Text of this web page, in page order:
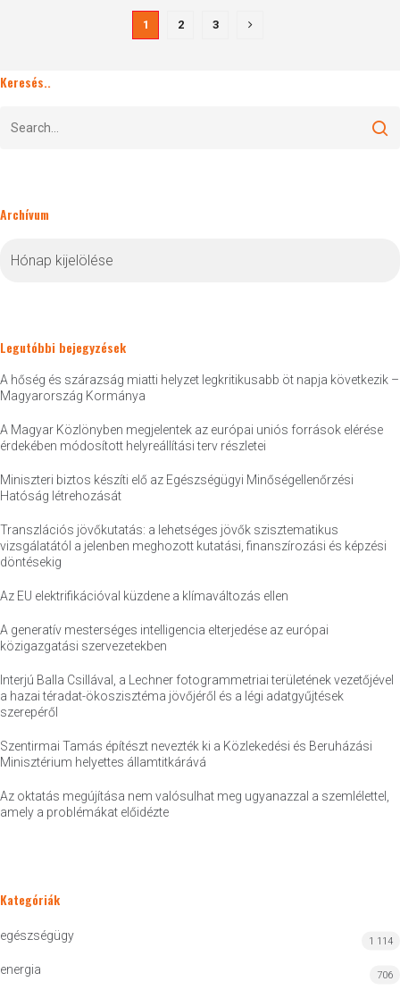
1 2 3
Keresés..
Archívum
Legutóbbi bejegyzések
A hőség és szárazság miatti helyzet legkritikusabb öt napja következik –
Magyarország Kormánya
A Magyar Közlönyben megjelentek az európai uniós források elérése
érdekében módosított helyreállítási terv részletei
Miniszteri biztos készíti elő az Egészségügyi Minőségellenőrzési
Hatóság létrehozását
Transzlációs jövőkutatás: a lehetséges jövők szisztematikus
vizsgálatától a jelenben meghozott kutatási, finanszírozási és képzési
döntésekig
Az EU elektrifikációval küzdene a klímaváltozás ellen
A generatív mesterséges intelligencia elterjedése az európai
közigazgatási szervezetekben
Interjú Balla Csillával, a Lechner fotogrammetriai területének vezetőjével
a hazai téradat-ökoszisztéma jövőjéről és a légi adatgyűjtések
szerepéről
Szentirmai Tamás építészt nevezték ki a Közlekedési és Beruházási
Minisztérium helyettes államtitkárává
Az oktatás megújítása nem valósulhat meg ugyanazzal a szemlélettel,
amely a problémákat előidézte
Kategóriák
egészségügy 1 114
energia 706